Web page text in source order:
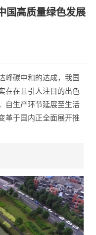
国高质量绿色发展
峰碳中和的达成，我国
在在且引人注目的出色
自生产环节延展至生活
革于国内正全面展开推